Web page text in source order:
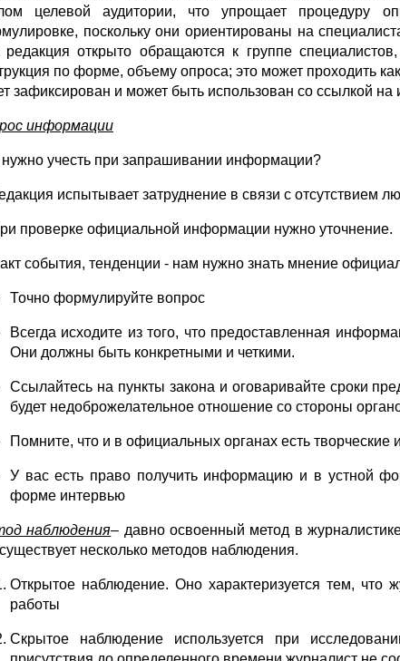
целевой аудитории, что упрощает процедуру
поскольку они ориентированы на
редакция открыто обращаются к группе
по форме, объему опроса; это может проходить
зафиксирован и может быть использован со ссылкой
информации
нужно учесть при запрашивании информации?
испытывает затруднение в связи с отсутствием
проверке официальной информации нужно уточнение.
события, тенденции - нам нужно знать мнение
Точно формулируйте вопрос
Всегда исходите из того, что предоставленная
Они должны быть конкретными и четкими.
Ссылайтесь на пункты закона и оговаривайте сроки
будет недоброжелательное отношение со стороны
Помните, что и в официальных органах есть
У вас есть право получить информацию и в устной
форме интервью
наблюдения– давно освоенный метод в
несколько методов наблюдения.
Открытое наблюдение. Оно характеризуется тем, что
работы
Скрытое наблюдение используется при